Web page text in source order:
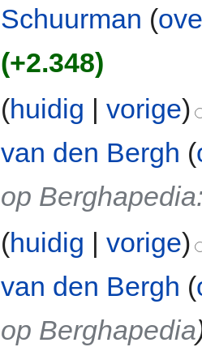
Schuurman (
(+2.348)
(huidig |vorige)
van den Bergh (
op
(huidig |vorige)
van den Bergh (
op Berghapedia